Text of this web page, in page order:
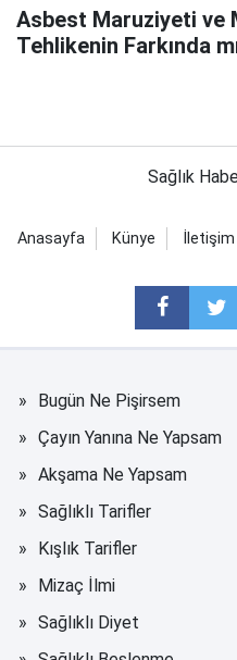
Asbest Maruziyeti ve
Tehlikenin Farkında
Sağlık
Anasayfa Künye İletişim
Bugün Ne Pişirsem
Çayın Yanına Ne Yapsam
Akşama Ne Yapsam
Sağlıklı Tarifler
Kışlık Tarifler
Mizaç İlmi
Sağlıklı Diyet